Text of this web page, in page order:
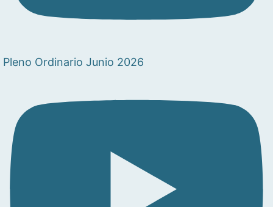
Pleno Ordinario Junio 2026